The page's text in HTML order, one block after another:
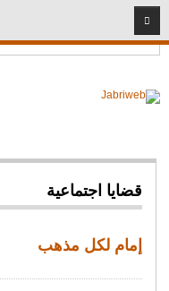
Headlines: إمام لكل مذهب
الرئيسية
قضايا دينية
سيد البشر
أئمة وفقهاء
قضايا اجتماعية
إمام لكل مذهب